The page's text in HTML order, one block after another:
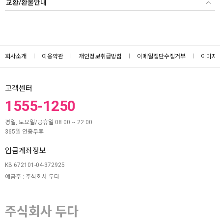
교환/환불안내
회사소개 이용약관 개인정보취급방침 이메일집단수집거부 이미지
고객센터
1555-1250
평일, 토요일/공휴일 08:00 ~ 22:00
365일 연중무휴
입금계좌정보
KB 672101-04-372925
예금주 : 주식회사 두다
주식회사 두다